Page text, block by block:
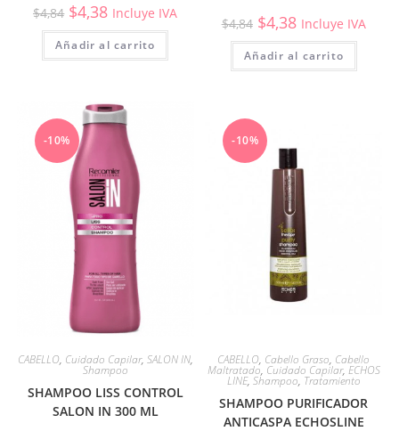
$4,84 $4,38 Incluye IVA
Añadir al carrito
$4,84 $4,38 Incluye IVA
Añadir al carrito
-10%
CABELLO, Cuidado Capilar, SALON IN,
Shampoo
SHAMPOO LISS CONTROL
SALON IN 300 ML
-10%
CABELLO, Cabello Graso, Cabello
Maltratado, Cuidado Capilar, ECHOS
LINE, Shampoo, Tratamiento
SHAMPOO PURIFICADOR
ANTICASPA ECHOSLINE